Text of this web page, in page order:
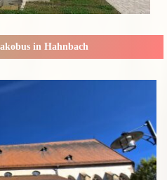
in Hahnbach